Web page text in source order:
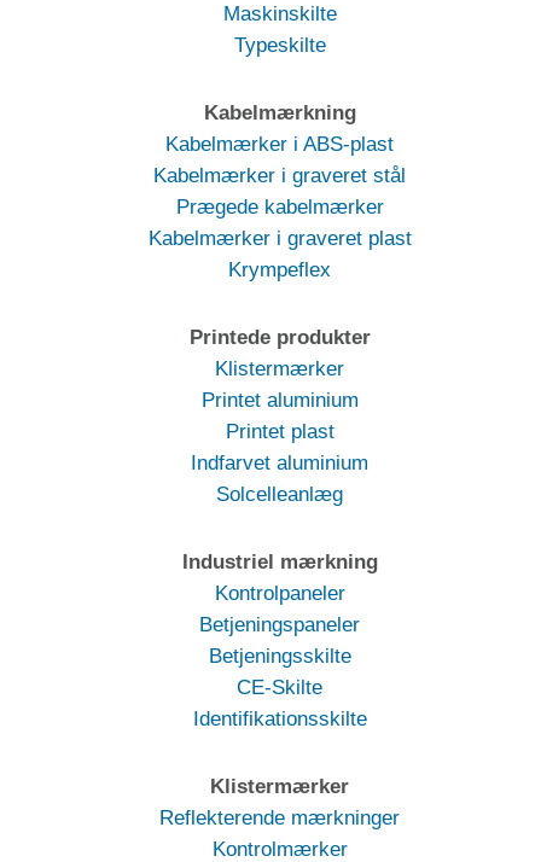
Maskinskilte
Typeskilte
Kabelmærkning
Kabelmærker i ABS-plast
Kabelmærker i graveret stål
Prægede kabelmærker
Kabelmærker i graveret plast
Krympeflex
Printede produkter
Klistermærker
Printet aluminium
Printet plast
Indfarvet aluminium
Solcelleanlæg
Industriel mærkning
Kontrolpaneler
Betjeningspaneler
Betjeningsskilte
CE-Skilte
Identifikationsskilte
Klistermærker
Reflekterende mærkninger
Kontrolmærker